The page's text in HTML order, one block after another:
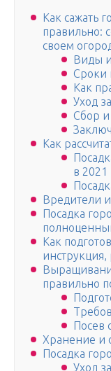
Как сажать
правильно:
своем
Виды и
Сроки
Как
Уход
Сбор
Как
в 2021
Вредители
Посадка
Как
правильно
Посев
Хранение и
Посадка
Уход